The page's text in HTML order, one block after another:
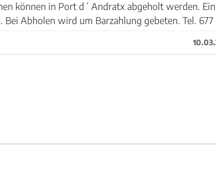
Abholen wird um Barzahlung gebeten. Tel. 677